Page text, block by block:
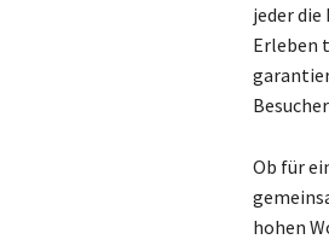
jeder
Erleben
Ob für
hohen